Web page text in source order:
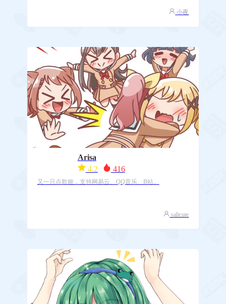
小夜
Arisa
4.2
416
又一只点歌姬，支持网易云、QQ音乐、B站。
saltcute